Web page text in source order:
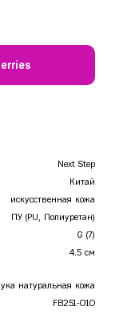
Next Step
Китай
искусственная кожа
ПУ (PU, Полиуретан)
G (7)
4.5 см
натуральная кожа
FB251-010